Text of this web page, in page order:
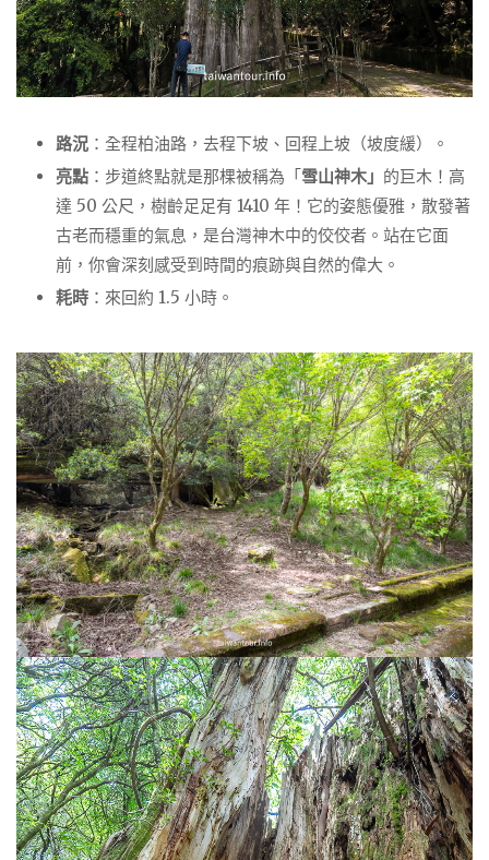
路況 ：全程柏油路，去程下坡、回程上坡（坡度緩）。
亮點 ：步道終點就是那棵被稱為「 雪山神木」 的巨木！高
達 50 公尺，樹齡足足有 1410 年！它的姿態優雅，散發著
古老而穩重的氣息，是台灣神木中的佼佼者。站在它面
前，你會深刻感受到時間的痕跡與自然的偉大。
耗時 ：來回約 1.5 小時。